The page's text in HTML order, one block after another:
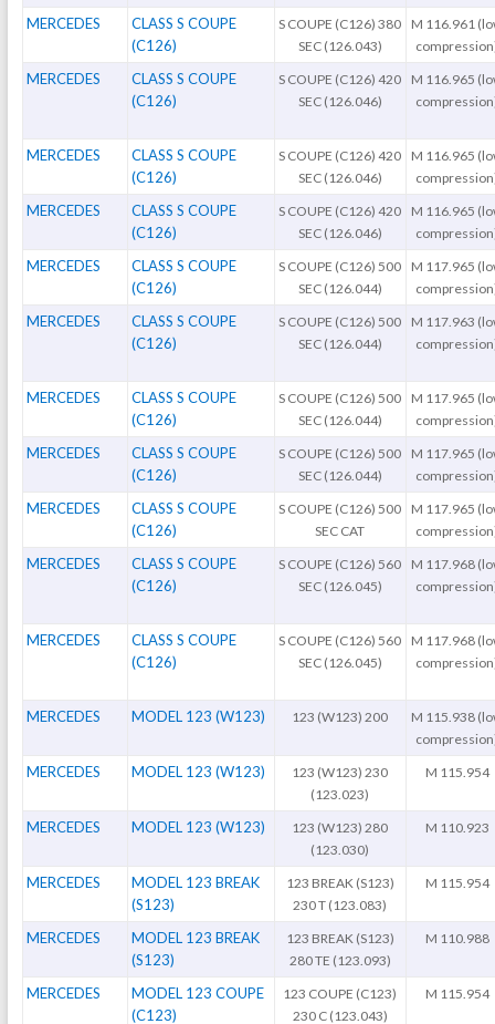
MERCEDES
CLASS S COUPE
(C126)
S COUPE (C126) 380
SEC (126.043)
M 116.961
MERCEDES
CLASS S COUPE
(C126)
S COUPE (C126) 420
SEC (126.046)
M 116.965
MERCEDES
CLASS S COUPE
(C126)
S COUPE (C126) 420
SEC (126.046)
M 116.965
MERCEDES
CLASS S COUPE
(C126)
S COUPE (C126) 420
SEC (126.046)
M 116.965
MERCEDES
CLASS S COUPE
(C126)
S COUPE (C126) 500
SEC (126.044)
M 117.965
MERCEDES
CLASS S COUPE
(C126)
S COUPE (C126) 500
SEC (126.044)
M 117.963
MERCEDES
CLASS S COUPE
(C126)
S COUPE (C126) 500
SEC (126.044)
M 117.965
MERCEDES
CLASS S COUPE
(C126)
S COUPE (C126) 500
SEC (126.044)
M 117.965
MERCEDES
CLASS S COUPE
(C126)
S COUPE (C126) 500
SEC CAT
M 117.965
MERCEDES
CLASS S COUPE
(C126)
S COUPE (C126) 560
SEC (126.045)
M 117.968
MERCEDES
CLASS S COUPE
(C126)
S COUPE (C126) 560
SEC (126.045)
M 117.968
MERCEDES MODEL 123 (W123) 123 (W123) 200
M 115.938
MERCEDES MODEL 123 (W123)
123 (W123) 230
(123.023)
M 115.954
MERCEDES MODEL 123 (W123)
123 (W123) 280
(123.030)
M 110.923
MERCEDES
MODEL 123 BREAK
(S123)
123 BREAK (S123)
230 T (123.083)
M 115.954
MERCEDES
MODEL 123 BREAK
(S123)
123 BREAK (S123)
280 TE (123.093)
M 110.988
MERCEDES
MODEL 123 COUPE
(C123)
123 COUPE (C123)
230 C (123.043)
M 115.954